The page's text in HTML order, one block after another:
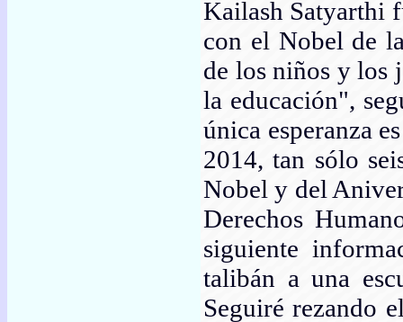
Kailash Satyarthi
con el Nobel de
de los niños y los
la educación",
única esperanza
2014, tan sólo
Nobel y del
Derechos
siguiente
talibán a una
Seguiré rezando